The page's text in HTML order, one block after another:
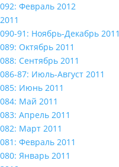
092: Февраль 2012
2011
090-91: Ноябрь-Декабрь 2011
089: Октябрь 2011
088: Сентябрь 2011
086-87: Июль-Август 2011
085: Июнь 2011
084: Май 2011
083: Апрель 2011
082: Март 2011
081: Февраль 2011
080: Январь 2011